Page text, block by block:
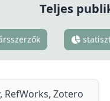
Teljes
RefWorks, Zotero